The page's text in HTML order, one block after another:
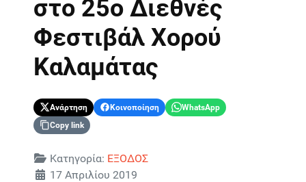
στο 25ο Διεθνές
Φεστιβάλ Χορού
Καλαμάτας
Ανάρτηση Κοινοποίηση
WhatsApp
Copy link
Λεπτομέρειες
Κατηγορία: ΕΞΟΔΟΣ
17 Απριλίου 2019